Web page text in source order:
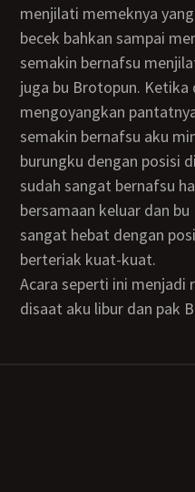
menjilati memeknya
becek bahkan sampai
semakin bernafsu
juga bu Brotopun. Ketika
mengoyangkan
semakin bernafsu aku
burungku dengan posisi
sudah sangat bernafsu
bersamaan keluar dan
sangat hebat dengan
berteriak kuat-kuat.
Acara seperti ini menjadi rutin setiap Sabtu pagi, yakni
disaat aku libur dan pak